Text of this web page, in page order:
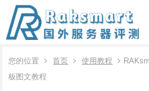
您的位置 首页 使用教程
板图文教程